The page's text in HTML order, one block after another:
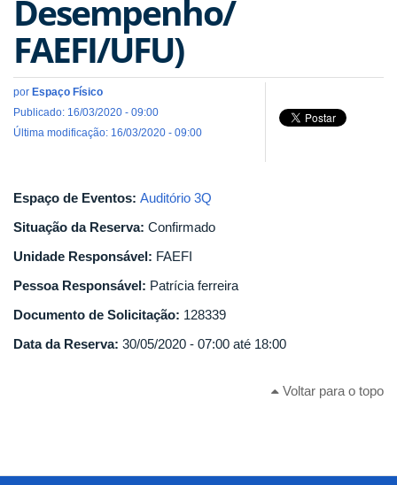
Desempenho/
FAEFI/UFU)
por Espaço Físico
Publicado: 16/03/2020 - 09:00
Última modificação: 16/03/2020 - 09:00
Espaço de Eventos: Auditório 3Q
Situação da Reserva: Confirmado
Unidade Responsável: FAEFI
Pessoa Responsável: Patrícia ferreira
Documento de Solicitação: 128339
Data da Reserva: 30/05/2020 - 07:00 até 18:00
Voltar para o topo